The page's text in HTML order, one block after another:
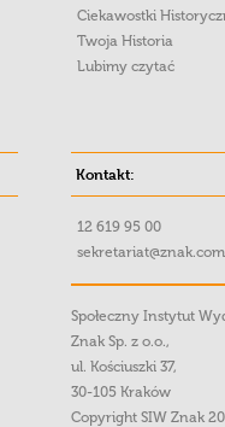
Ciekawostki
Twoja Historia
Lubimy czytać
Kontakt:
12 619 95 00
Społeczny Instytut
Znak Sp. z o.o.,
ul. Kościuszki 37,
30-105 Kraków
Copyright SIW Znak